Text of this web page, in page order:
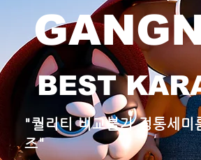
BEST
"퀄리티 비교불가 정통세미
즈"